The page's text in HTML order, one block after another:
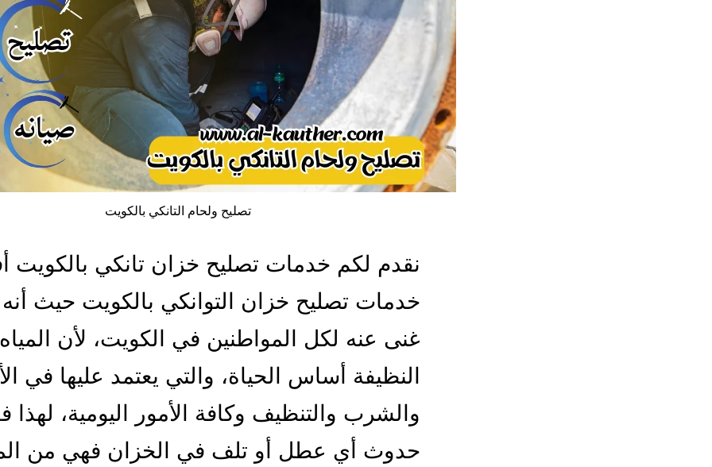
تصليح ولحام التانكي بالكويت
نقدم لكم خدمات تصليح خزان تانكي بالكويت
خدمات تصليح خزان التوانكي بالكويت حيث أنه
غنى عنه لكل المواطنين في الكويت، لأن المياه
النظيفة أساس الحياة، والتي يعتمد عليها في
والشرب والتنظيف وكافة الأمور اليومية، لهذا
حدوث أي عطل أو تلف في الخزان فهي من